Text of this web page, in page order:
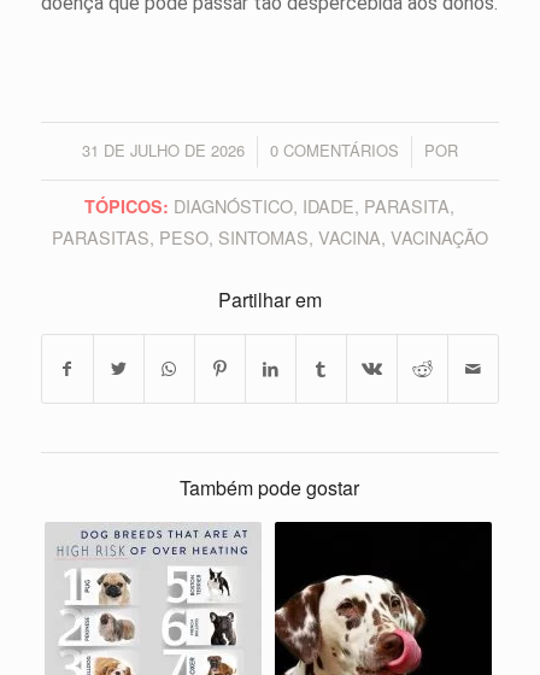
31 DE JULHO DE 2026
/ 0 COMENTÁRIOS
/ POR
TÓPICOS: DIAGNÓSTICO, IDADE, PARASITA,
PARASITAS, PESO, SINTOMAS, VACINA, VACINAÇÃO
Partilhar em
Também pode gostar